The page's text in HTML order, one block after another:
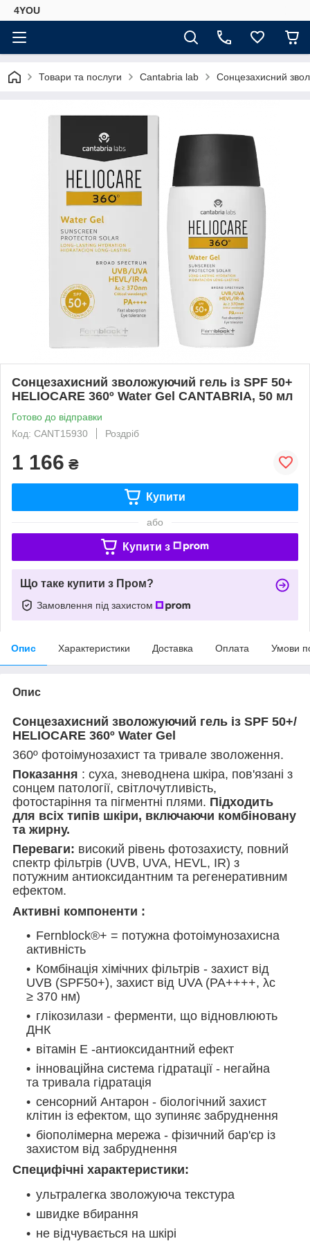
4YOU
Товари та послуги Cantabria lab Сонцезахисний
Сонцезахисний зволожуючий гель із SPF 50+
HELIOCARE 360º ​​Water Gel CANTABRIA, 50 мл
Готово до відправки
Код: CANT15930
Роздріб
1 166 ₴
Купити
або
Купити з
Що таке купити з Пром?
Замовлення під захистом
Опис Характеристики Доставка Оплата Умови
Опис
Сонцезахисний зволожуючий гель із SPF 50+/
HELIOCARE 360º ​​Water Gel
360º фотоімунозахист та тривале зволоження.
Показання : суха, зневоднена шкіра, пов'язані з
сонцем патології, світлочутливість,
фотостаріння та пігментні плями. Підходить
для всіх типів шкіри, включаючи комбіновану
та жирну.
Переваги: ​​високий рівень фотозахисту, повний
спектр фільтрів (UVB, UVA, HEVL, IR) з
потужним антиоксидантним та регенеративним
ефектом.
Активні компоненти :
Fernblock®+ = потужна фотоімунозахисна
активність
Комбінація хімічних фільтрів - захист від
UVB (SPF50+), захист від UVA (PA++++, λc
≥ 370 нм)
глікозилази - ферменти, що відновлюють
ДНК
вітамін Е -антиоксидантний ефект
інноваційна система гідратації - негайна
та тривала гідратація
сенсорний Антарон - біологічний захист
клітин із ефектом, що зупиняє забруднення
біополімерна мережа - фізичний бар'єр із
захистом від забруднення
Специфічні характеристики:
ультралегка зволожуюча текстура
швидке вбирання
не відчувається на шкірі